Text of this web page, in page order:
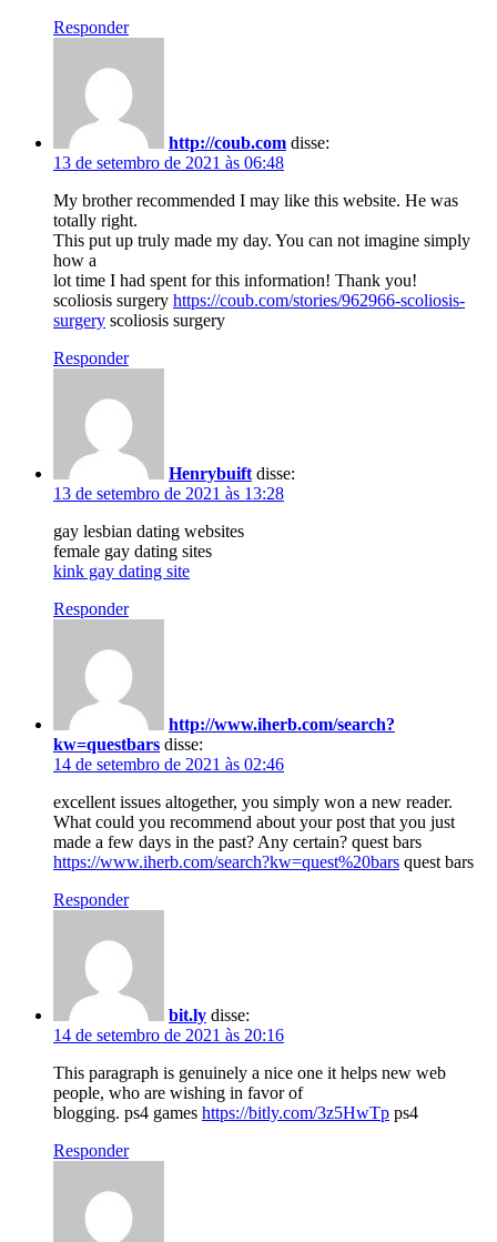
Responder
http://coub.com disse:
13 de setembro de 2021 às 06:48
My brother recommended I may like this website. He was
totally right.
This put up truly made my day. You can not imagine simply
how a
lot time I had spent for this information! Thank you!
scoliosis surgery https://coub.com/stories/962966-scoliosis-
surgery scoliosis surgery
Responder
Henrybuift disse:
13 de setembro de 2021 às 13:28
gay lesbian dating websites
female gay dating sites
kink gay dating site
Responder
http://www.iherb.com/search?
kw=questbars disse:
14 de setembro de 2021 às 02:46
excellent issues altogether, you simply won a new reader.
What could you recommend about your post that you just
made a few days in the past? Any certain? quest bars
https://www.iherb.com/search?kw=quest%20bars quest bars
Responder
bit.ly disse:
14 de setembro de 2021 às 20:16
This paragraph is genuinely a nice one it helps new web
people, who are wishing in favor of
blogging. ps4 games https://bitly.com/3z5HwTp ps4
Responder